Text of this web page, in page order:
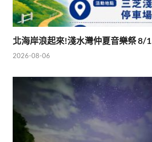
北海岸浪起來!淺水灣仲夏音樂祭 8/
2026-08-06